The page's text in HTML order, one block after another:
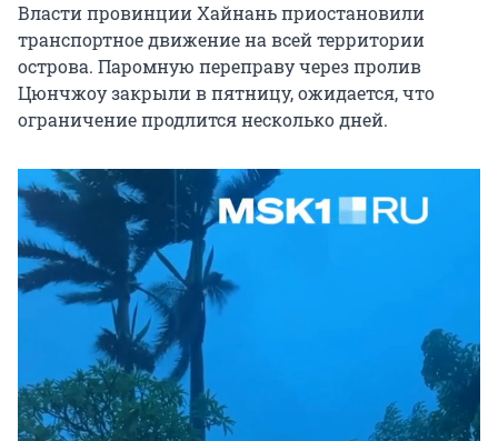
Власти провинции Хайнань приостановили
транспортное движение на всей территории
острова. Паромную переправу через пролив
Цюнчжоу закрыли в пятницу, ожидается, что
ограничение продлится несколько дней.